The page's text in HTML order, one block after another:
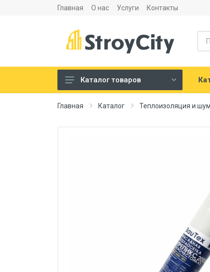
Главная О нас Услуги Контакты
Листовые материалы и
аксессуары
Каталог товаров
Главная Каталог Теплоизоляция и